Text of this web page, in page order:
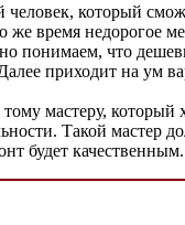
который
время недорогое
понимаем, что
приходит на
мастеру,
Такой мастер
будет качественным.